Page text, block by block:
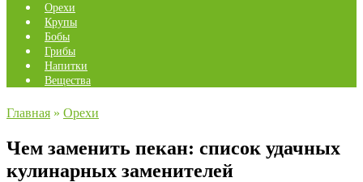
Орехи
Крупы
Бобы
Грибы
Напитки
Вещества
Главная » Орехи
Чем заменить пекан: список удачных
кулинарных заменителей